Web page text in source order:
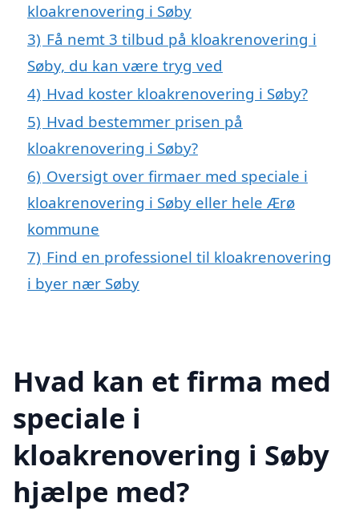
kloakrenovering i Søby
3) Få nemt 3 tilbud på kloakrenovering i
Søby, du kan være tryg ved
4) Hvad koster kloakrenovering i Søby?
5) Hvad bestemmer prisen på
kloakrenovering i Søby?
6) Oversigt over firmaer med speciale i
kloakrenovering i Søby eller hele Ærø
kommune
7) Find en professionel til kloakrenovering
i byer nær Søby
Hvad kan et firma med
speciale i
kloakrenovering i Søby
hjælpe med?